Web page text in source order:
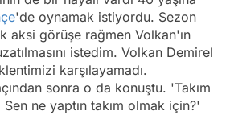
'de oynamak istiyordu. Sezon
aksi görüşe rağmen Volkan'ın
istedim. Volkan Demirel
karşılayamadı.
sonra o da konuştu. 'Takım
ne yaptın takım olmak için?'